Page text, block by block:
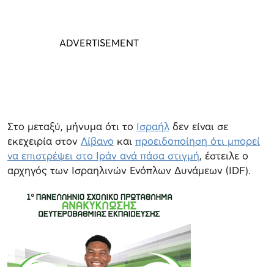
Στο μεταξύ, μήνυμα ότι το Ισραήλ δεν είναι σε
εκεχειρία στον Λίβανο και προειδοποίηση ότι μπορεί
να επιστρέψει στο Ιράν ανά πάσα στιγμή, έστειλε ο
αρχηγός των Ισραηλινών Ενόπλων Δυνάμεων (IDF).